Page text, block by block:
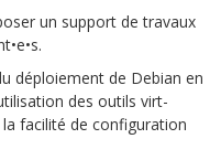
un support de travaux
déploiement de Debian en
des outils virt-
facilité de configuration